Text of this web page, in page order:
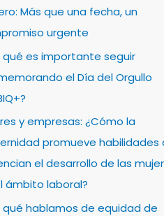
Más que una fecha, un
urgente
qué es importante seguir
el Día del Orgullo
y empresas: ¿Cómo la
promueve habilidades
el desarrollo de las
ámbito laboral?
qué hablamos de equidad de